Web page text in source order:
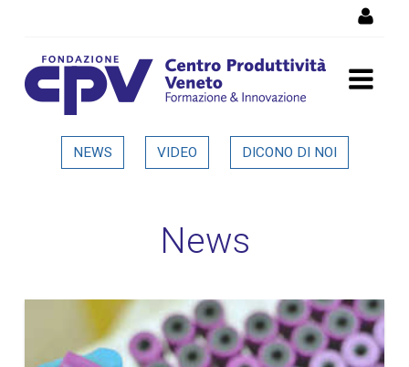
Dettaglio in evidenza
NEWS VIDEO DICONO DI NOI
News